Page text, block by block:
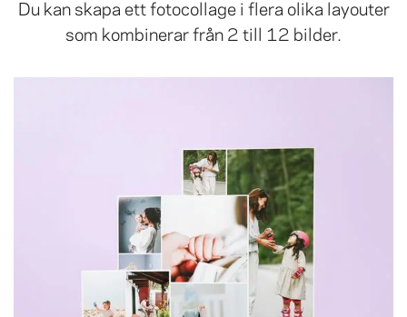
Du kan skapa ett fotocollage i flera olika layouter
som kombinerar från 2 till 12 bilder.